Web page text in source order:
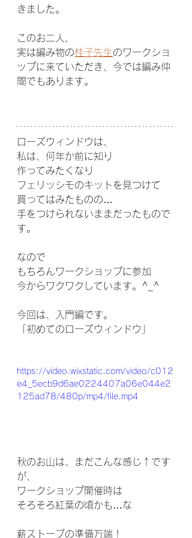
きました。
このお二人、
実は編み物の桂子先生のワークショ
ップに来ていただき、今では編み仲
間でもあります。
ローズウィンドウは、
私は、何年か前に知り
作ってみたくなり
フェリッシモのキットを見つけて
買ってはみたものの…
手をつけられないままだったもので
す。
なので
もちろんワークショップに参加
今からワクワクしています。^_^
今回は、入門編です。
「初めてのローズウィンドウ」
https://video.wixstatic.com/video/c012
e4_5ecb9d6ae0224407a06e044e2
125ad78/480p/mp4/file.mp4
秋のお山は、まだこんな感じ↑です
が、
ワークショップ開催時は
そろそろ紅葉の頃かも…な
薪ストーブの準備万端！